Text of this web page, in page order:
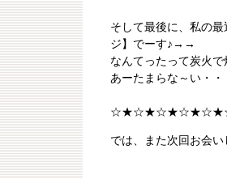
そして最後に、私の
ジ】でーす♪→→
なんてったって炭火
あーたまらな～い・・
では、また次回お会